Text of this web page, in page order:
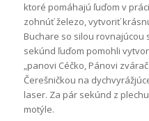
ktoré pomáhajú ľuďom v
zohnúť železo, vytvoriť
Buchare so silou rovnajúcou
sekúnd ľuďom pomohli
„panovi Céčko, Pánovi
Čerešničkou na
laser. Za pár sekúnd z
motýle.